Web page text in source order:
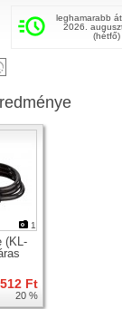
leghamarabb
2026.
(hétfő)
1
(KL-
Ft
20 %